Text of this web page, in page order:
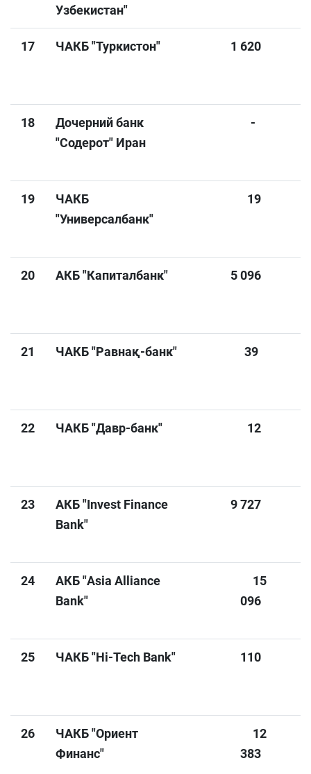
Узбекистан"
17 ЧАКБ "Туркистон" 1 620
18
Дочерний банк
"Содерот" Иран
-
19
ЧАКБ
"Универсалбанк"
19
20 АКБ "Капиталбанк" 5 096
21 ЧАКБ "Равнақ-банк" 39
22 ЧАКБ "Давр-банк" 12
23
АКБ "Invest Finance
Bank"
9 727
24
АКБ "Asia Alliance
Bank"
15
096
25 ЧАКБ "Hi-Tech Bank" 110
26
ЧАКБ "Ориент
Финанс"
12
383